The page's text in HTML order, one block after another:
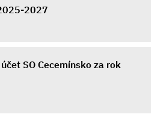
2027
SO Cecemínsko za rok